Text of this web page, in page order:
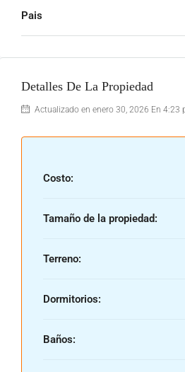
Pais
Detalles De La Propiedad
Actualizado en enero 30, 2026 En 4:23
Costo:
Tamaño de la propiedad:
Terreno:
Dormitorios:
Baños: